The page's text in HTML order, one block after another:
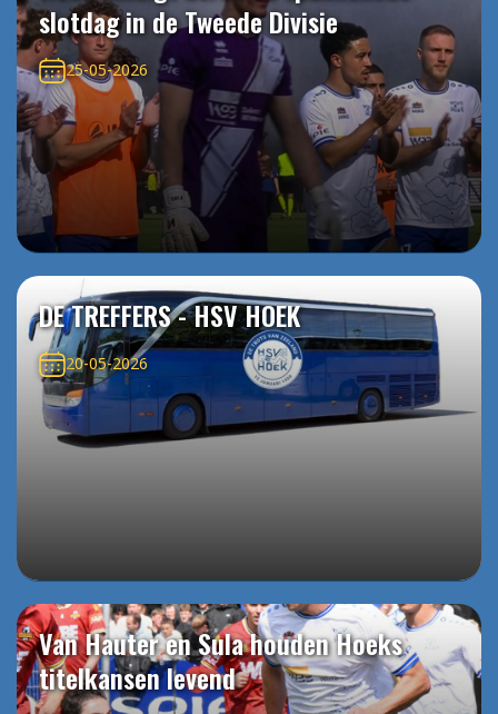
slotdag in de Tweede Divisie
25-05-2026
DE TREFFERS - HSV HOEK
20-05-2026
Van Hauter en Sula houden Hoeks
titelkansen levend